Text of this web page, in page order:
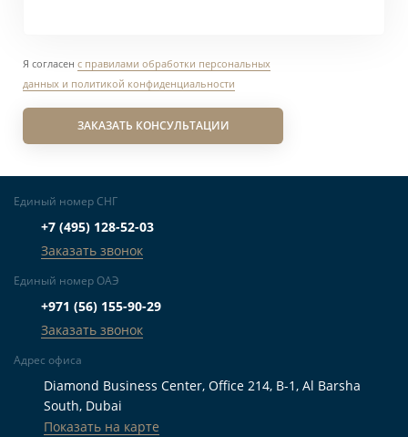
ЗАКАЗАТЬ КОНСУЛЬТАЦИИ
Я согласен с правилами обработки персональных
данных и политикой конфиденциальности
Единый номер СНГ
+7 (495) 128-52-03
Заказать звонок
Единый номер ОАЭ
+971 (56) 155-90-29
Заказать звонок
Адрес офиса
Diamond Business Center, Office 214, B-1, Al Barsha
South, Dubai
Показать на карте